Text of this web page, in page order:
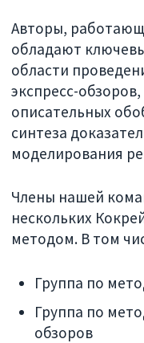
Авторы,
обладают
области
экспресс-
описательных
синтеза
моделирования
Члены нашей
нескольких
методом. В том
Группа по
Группа по
обзоров